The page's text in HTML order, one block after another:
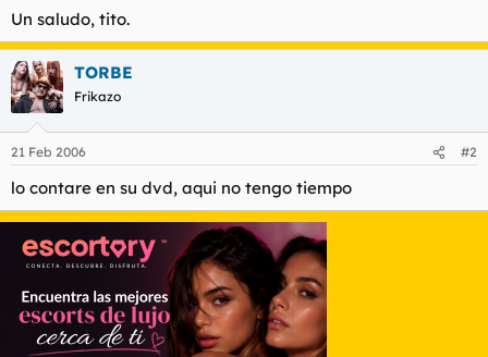
Un saludo, tito.
TORBE
Frikazo
21 Feb 2006 #2
lo contare en su dvd, aqui no tengo tiempo